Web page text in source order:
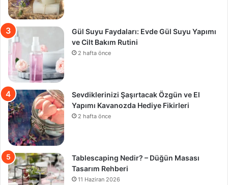
Gül Suyu Faydaları: Evde Gül Suyu Yapımı
ve Cilt Bakım Rutini
2 hafta önce
Sevdiklerinizi Şaşırtacak Özgün ve El
Yapımı Kavanozda Hediye Fikirleri
2 hafta önce
Tablescaping Nedir? – Düğün Masası
Tasarım Rehberi
11 Haziran 2026